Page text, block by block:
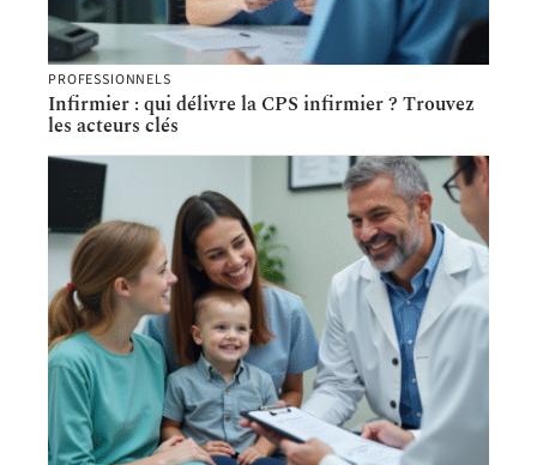
PROFESSIONNELS
Infirmier : qui délivre la CPS infirmier ? Trouvez
les acteurs clés